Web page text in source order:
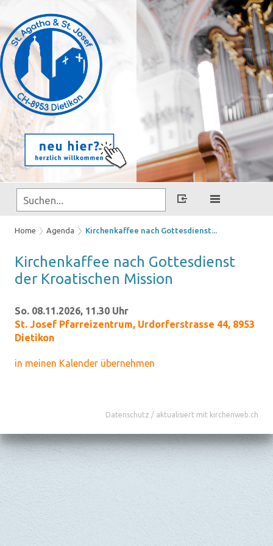
Home Agenda Kirchenkaffee nach Gottesdienst...
Kir­chen­kaf­fee nach Got­tes­dienst
der Kroa­ti­schen Mis­si­on
So. 08.11.2026, 11.30 Uhr
St. Josef Pfarreizentrum, Urdorferstrasse 44, 8953
Dietikon
in meinen Kalender übernehmen
Datenschutz / aktualisiert mit kirchenweb.ch